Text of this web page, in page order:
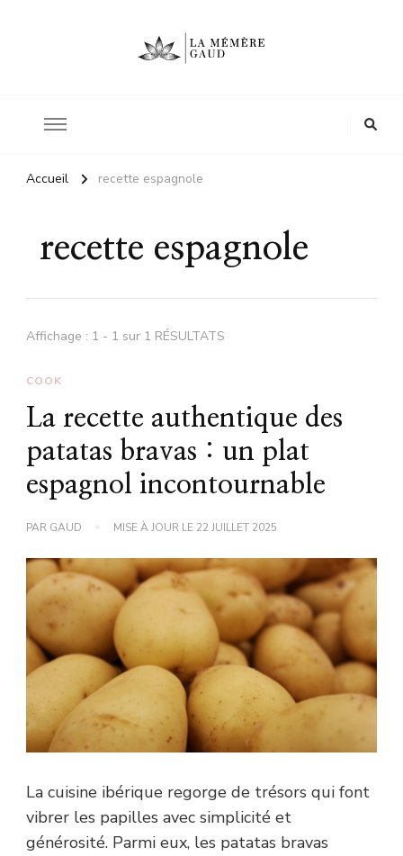
Accueil recette espagnole
recette espagnole
Affichage : 1 - 1 sur 1 RÉSULTATS
COOK
La recette authentique des
patatas bravas : un plat
espagnol incontournable
PAR GAUD MISE À JOUR LE 22 JUILLET 2025
La cuisine ibérique regorge de trésors qui font
vibrer les papilles avec simplicité et
générosité. Parmi eux, les patatas bravas